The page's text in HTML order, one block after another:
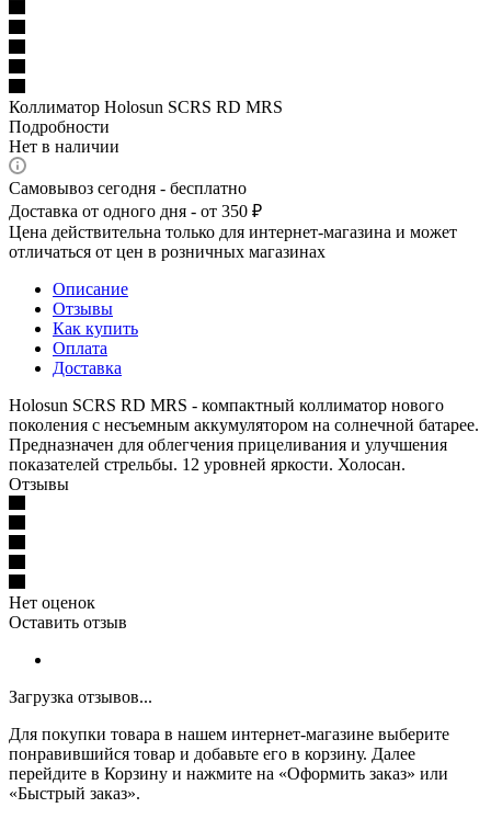
Коллиматор Holosun SCRS RD MRS
Подробности
Нет в наличии
Самовывоз сегодня - бесплатно
Доставка от одного дня - от 350 ₽
Цена действительна только для интернет-магазина и может
отличаться от цен в розничных магазинах
Описание
Отзывы
Как купить
Оплата
Доставка
Holosun SCRS RD MRS - компактный коллиматор нового
поколения с несъемным аккумулятором на солнечной батарее.
Предназначен для облегчения прицеливания и улучшения
показателей стрельбы. 12 уровней яркости. Холосан.
Отзывы
Нет оценок
Оставить отзыв
Загрузка отзывов...
Для покупки товара в нашем интернет-магазине выберите
понравившийся товар и добавьте его в корзину. Далее
перейдите в Корзину и нажмите на «Оформить заказ» или
«Быстрый заказ».